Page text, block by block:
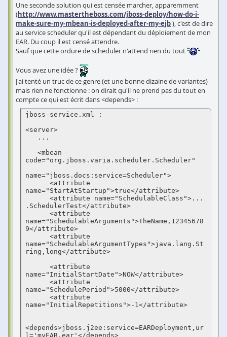
Une seconde solution qui est censée marcher, apparemment
(http://www.mastertheboss.com/jboss-deploy/how-do-i-
make-sure-my-mbean-is-deployed-after-my-ejb), c'est de dire
au service scheduler qu'il est dépendant du déploiement de mon
EAR. Du coup il est censé attendre.
Sauf que cette ordure de scheduler n'attend rien du tout
Vous avez une idée ?
J'ai tenté un truc de ce genre (et une bonne dizaine de variantes)
mais rien ne fonctionne : on dirait qu'il ne prend pas du tout en
compte ce qui est écrit dans <depends> :
jboss-service.xml :
<server>
code="org.jboss.varia.scheduler.Scheduler"
name="jboss.docs:service=Scheduler">
name="StartAtStartup">true</attribute>
.SchedulerTest</attribute>
name="SchedulableArguments">TheName,12345678
9</attribute>
name="SchedulableArgumentTypes">java.lang.St
ring,long</attribute>
name="InitialStartDate">NOW</attribute>
name="SchedulePeriod">5000</attribute>
name="InitialRepetitions">-1</attribute>
<depends>jboss.j2ee:service=EARDeployment,ur
l='myEAR.ear'</depends>